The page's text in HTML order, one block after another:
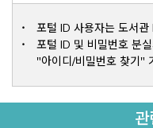
포털 ID 사용자는 도서
포털 ID 및 비밀번호 분실
"아이디/비밀번호 찾기"